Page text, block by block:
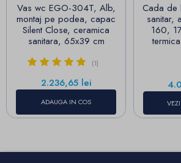
Vas wc EGO-304T, Alb,
montaj pe podea, capac
Silent Close, ceramica
sanitara, 65x39 cm
(1)
Pret
2.236,65 lei
ADAUGA IN COS
Cada de
sanitar,
160,
Pret